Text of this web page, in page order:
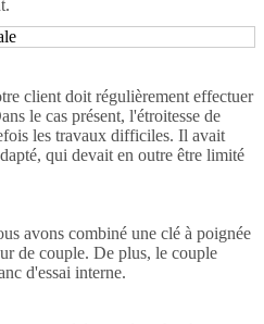
client doit régulièrement effectuer
le cas présent, l'étroitesse de
les travaux difficiles. Il avait
qui devait en outre être limité
avons combiné une clé à poignée
de couple. De plus, le couple
d'essai interne.